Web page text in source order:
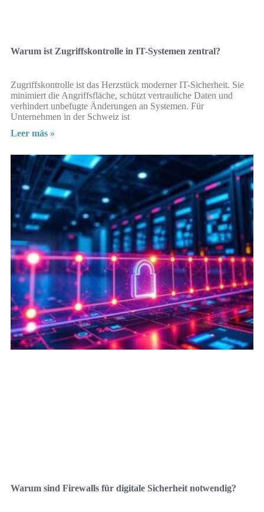
Warum ist Zugriffskontrolle in IT-Systemen zentral?
Zugriffskontrolle ist das Herzstück moderner IT-Sicherheit. Sie
minimiert die Angriffsfläche, schützt vertrauliche Daten und
verhindert unbefugte Änderungen an Systemen. Für
Unternehmen in der Schweiz ist
Leer más »
Warum sind Firewalls für digitale Sicherheit notwendig?